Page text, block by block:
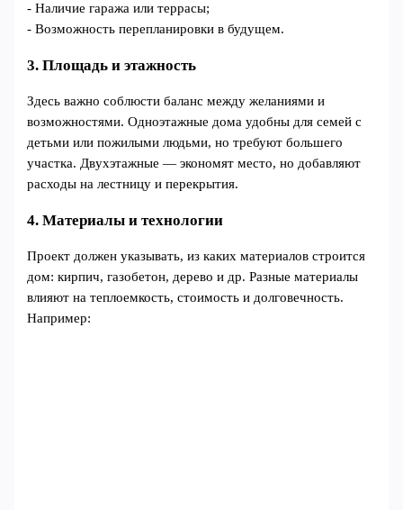
- Наличие гаража или террасы;
- Возможность перепланировки в будущем.
3. Площадь и этажность
Здесь важно соблюсти баланс между желаниями и
возможностями. Одноэтажные дома удобны для семей с
детьми или пожилыми людьми, но требуют большего
участка. Двухэтажные — экономят место, но добавляют
расходы на лестницу и перекрытия.
4. Материалы и технологии
Проект должен указывать, из каких материалов строится
дом: кирпич, газобетон, дерево и др. Разные материалы
влияют на теплоемкость, стоимость и долговечность.
Например: